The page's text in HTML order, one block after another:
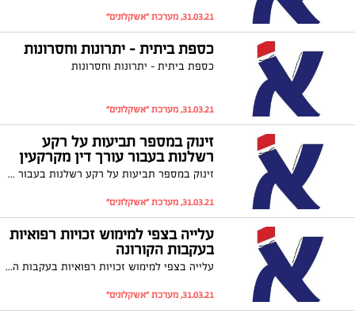
31.03.21, מערכת "אשקלונים"
כספת ביתית – יתרונות וחסרונות
כספת ביתית – יתרונות וחסרונות
31.03.21, מערכת "אשקלונים"
זינוק במספר תביעות על רקע
רשלנות בעבור עורך דין מקרקעין
זינוק במספר תביעות על רקע רשלנות בעבור עורך דין מקרקעין
31.03.21, מערכת "אשקלונים"
עלייה בצפי למימוש זכויות רפואיות
בעקבות הקורונה
עלייה בצפי למימוש זכויות רפואיות בעקבות הקורונה
31.03.21, מערכת "אשקלונים"